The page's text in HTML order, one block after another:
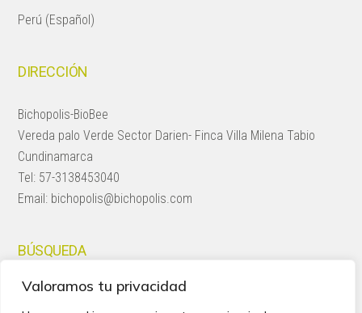
Valoramos tu privacidad
Perú (Español)
DIRECCIÓN
Bichopolis-BioBee
Vereda palo Verde Sector Darien- Finca Villa Milena Tabio
Cundinamarca
Tel: 57-3138453040
Email: bichopolis@bichopolis.com
BÚSQUEDA
Search